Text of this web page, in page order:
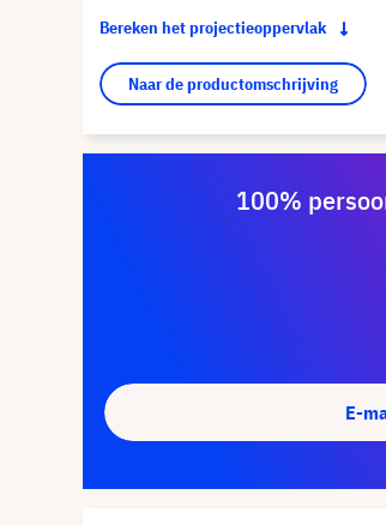
Bereken het projectieoppervlak
Naar de productomschrijving
100%
E-